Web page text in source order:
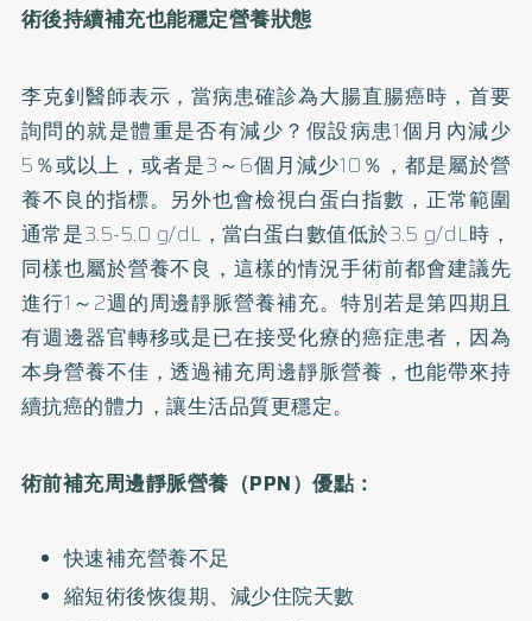
術後持續補充也能穩定營養狀態
李克釗醫師表示，當病患確診為大腸直腸癌時，首要
詢問的就是體重是否有減少？假設病患1個月內減少
5％或以上，或者是3～6個月減少10％，都是屬於營
養不良的指標。另外也會檢視白蛋白指數，正常範圍
通常是3.5-5.0 g/dL，當白蛋白數值低於3.5 g/dL時，
同樣也屬於營養不良，這樣的情況手術前都會建議先
進行1～2週的周邊靜脈營養補充。特別若是第四期且
有週邊器官轉移或是已在接受化療的癌症患者，因為
本身營養不佳，透過補充周邊靜脈營養，也能帶來持
續抗癌的體力，讓生活品質更穩定。
術前補充周邊靜脈營養（PPN）優點：
快速補充營養不足
縮短術後恢復期、減少住院天數